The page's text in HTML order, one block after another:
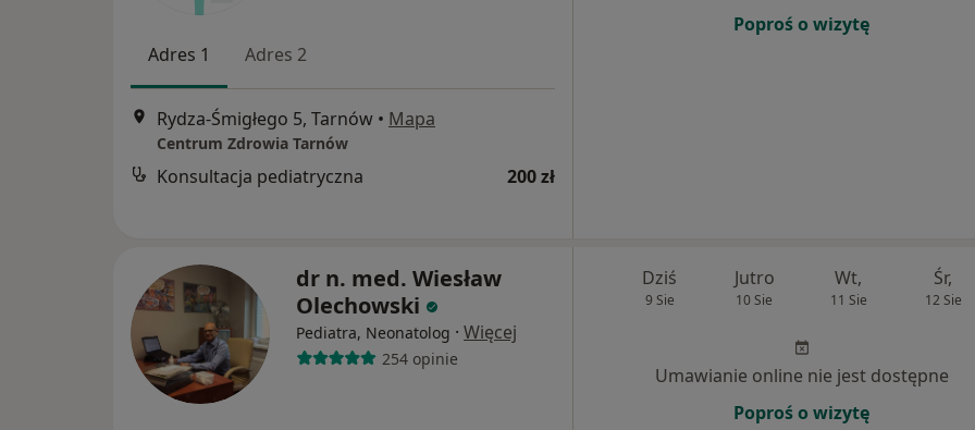
Adres 1 Adres 2
Rydza-Śmigłego 5, Tarnów • Mapa
Centrum Zdrowia Tarnów
Konsultacja pediatryczna 200 zł
Poproś o wizytę
dr n. med. Wiesław
Olechowski
Pediatra, Neonatolog · Więcej
254 opinie
Dziś
9 Sie
Jutro
10 Sie
Wt,
11 Sie
Śr,
12 Sie
Umawianie online nie jest dostępne
Poproś o wizytę